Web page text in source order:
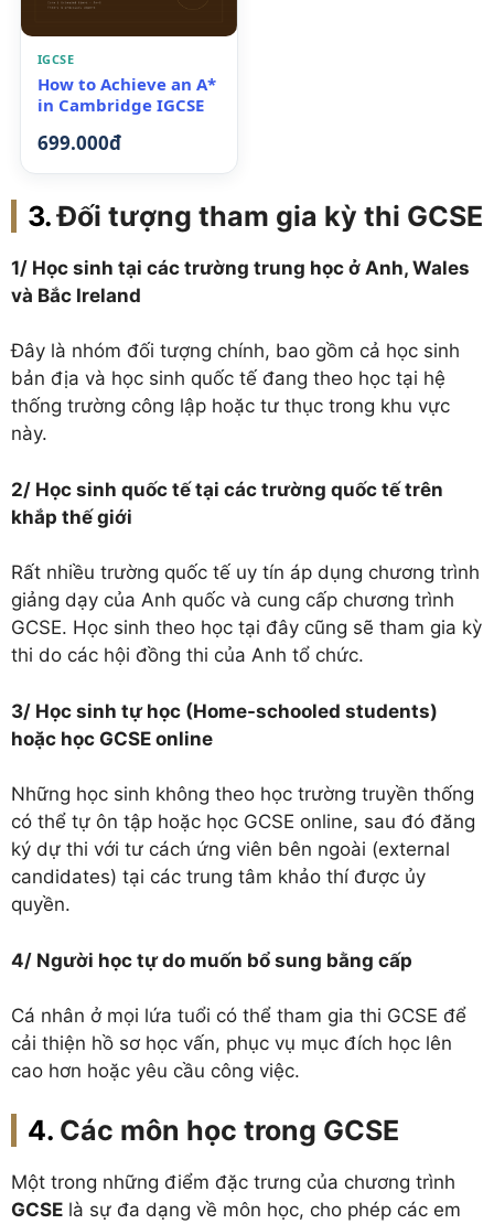
IGCSE
How to Achieve an A*
in Cambridge IGCSE
699.000đ
Đối tượng tham gia kỳ thi GCSE
1/ Học sinh tại các trường trung học ở Anh, Wales
và Bắc Ireland
Đây là nhóm đối tượng chính, bao gồm cả học sinh
bản địa và học sinh quốc tế đang theo học tại hệ
thống trường công lập hoặc tư thục trong khu vực
này.
2/ Học sinh quốc tế tại các trường quốc tế trên
khắp thế giới
Rất nhiều trường quốc tế uy tín áp dụng chương trình
giảng dạy của Anh quốc và cung cấp chương trình
GCSE. Học sinh theo học tại đây cũng sẽ tham gia kỳ
thi do các hội đồng thi của Anh tổ chức.
3/ Học sinh tự học (Home-schooled students)
hoặc học GCSE online
Những học sinh không theo học trường truyền thống
có thể tự ôn tập hoặc học GCSE online, sau đó đăng
ký dự thi với tư cách ứng viên bên ngoài (external
candidates) tại các trung tâm khảo thí được ủy
quyền.
4/ Người học tự do muốn bổ sung bằng cấp
Cá nhân ở mọi lứa tuổi có thể tham gia thi GCSE để
cải thiện hồ sơ học vấn, phục vụ mục đích học lên
cao hơn hoặc yêu cầu công việc.
Các môn học trong GCSE
Một trong những điểm đặc trưng của chương trình
GCSE là sự đa dạng về môn học, cho phép các em